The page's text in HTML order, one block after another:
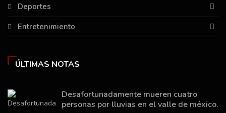
Deportes
Entretenimiento
ÚLTIMAS NOTAS
Desafortunadamente mueren cuatro
personas por lluvias en el valle de méxico.